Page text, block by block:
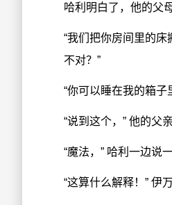
哈利明白了，他的父
“我们把你房间里的
不对？”
“你可以睡在我的箱子
“说到这个，” 他的父
“魔法，” 哈利一边
“这算什么解释！” 伊